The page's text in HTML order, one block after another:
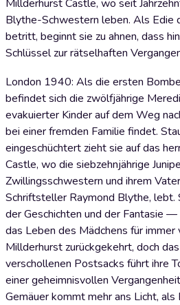
Millderhurst Castle, wo seit
Blythe-Schwestern leben. Als Edie
betritt, beginnt sie zu ahnen, dass
Schlüssel zur rätselhaften
London 1940: Als die ersten
befindet sich die zwölfjährige
evakuierter Kinder auf dem Weg
bei einer fremden Familie findet.
eingeschüchtert zieht sie auf das
Castle, wo die siebzehnjährige
Zwillingsschwestern und ihrem
Schriftsteller Raymond Blythe, lebt.
der Geschichten und der Fantasie
das Leben des Mädchens für immer
Millderhurst zurückgekehrt, doch
verschollenen Postsacks führt ihre
einer geheimnisvollen
Gemäuer kommt mehr ans Licht,